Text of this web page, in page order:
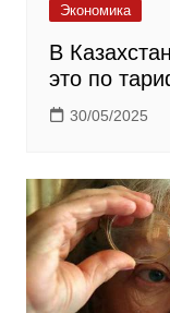
Экономика
В
это по
30/05/2025